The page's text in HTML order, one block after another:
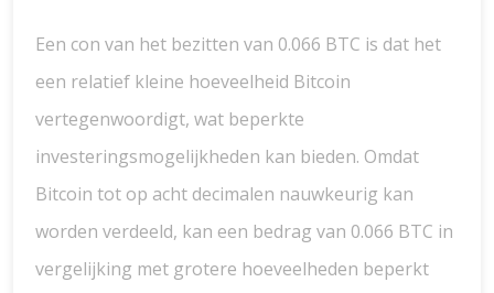
Een con van het bezitten van 0.066 BTC is dat het
een relatief kleine hoeveelheid Bitcoin
vertegenwoordigt, wat beperkte
investeringsmogelijkheden kan bieden. Omdat
Bitcoin tot op acht decimalen nauwkeurig kan
worden verdeeld, kan een bedrag van 0.066 BTC in
vergelijking met grotere hoeveelheden beperkt